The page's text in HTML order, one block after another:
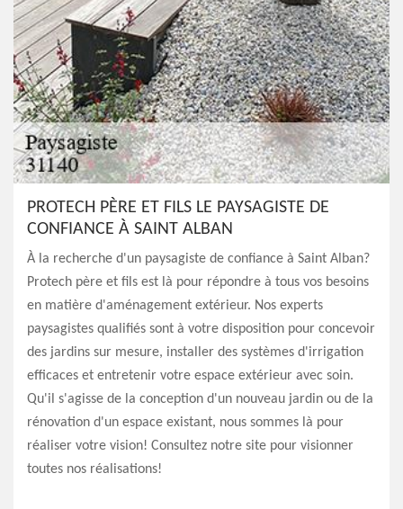
PROTECH PÈRE ET FILS LE PAYSAGISTE DE
CONFIANCE À SAINT ALBAN
À la recherche d'un paysagiste de confiance à Saint Alban?
Protech père et fils est là pour répondre à tous vos besoins
en matière d'aménagement extérieur. Nos experts
paysagistes qualifiés sont à votre disposition pour concevoir
des jardins sur mesure, installer des systèmes d'irrigation
efficaces et entretenir votre espace extérieur avec soin.
Qu'il s'agisse de la conception d'un nouveau jardin ou de la
rénovation d'un espace existant, nous sommes là pour
réaliser votre vision! Consultez notre site pour visionner
toutes nos réalisations!